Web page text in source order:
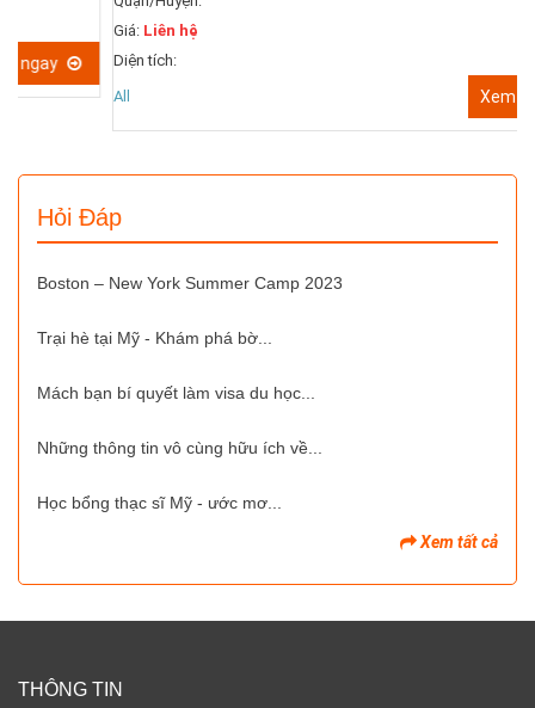
Diện tích:
All
Hỏi Đáp
Boston – New York Summer Camp 2023
Trại hè tại Mỹ - Khám phá bờ...
Mách bạn bí quyết làm visa du học...
Những thông tin vô cùng hữu ích về...
Học bổng thạc sĩ Mỹ - ước mơ...
Xem tất cả
THÔNG TIN